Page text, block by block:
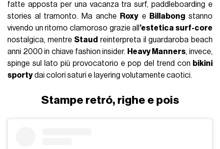
fatte apposta per una vacanza tra surf, paddleboarding e
stories al tramonto. Ma anche
Roxy e Billabong stanno
vivendo un ritorno clamoroso grazie all ’estetica surf-core
nostalgica, mentreStaud reinterpreta il guardaroba beach
anni 2000 in chiave fashion insider. Heavy Manners, invece,
spinge sul lato più provocatorio e pop del trend con bikini
sportydai colori saturi e layering volutamente caotici.
Stampe retró, righe e pois